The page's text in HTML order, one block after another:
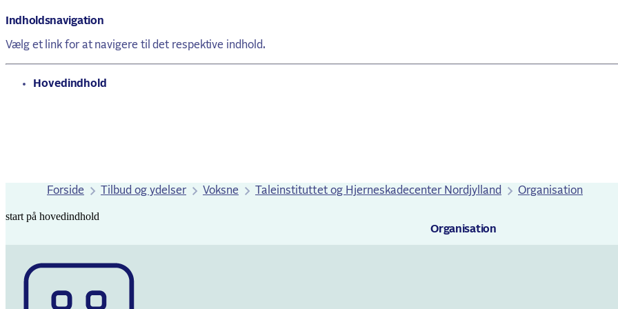
Indholdsnavigation
Vælg et link for at navigere til det respektive indhold.
gå til
Hovedindhold
Forside Tilbud og ydelser Voksne Taleinstituttet og Hjerneskadecenter Nordjylland Organisation
start på hovedindhold
Organisationsenest opdateret 14. januar 2026